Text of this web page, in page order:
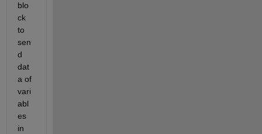
blo
ck
to
sen
d
dat
a of
vari
abl
es
in